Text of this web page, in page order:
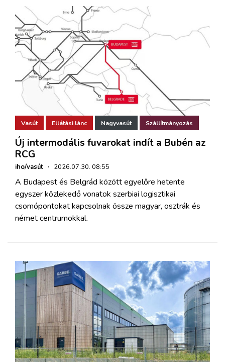
Vasút Ellátási lánc Nagyvasút Szállítmányozás
Új intermodális fuvarokat indít a Bubén az
RCG
iho/vasút · 2026.07.30. 08:55
A Budapest és Belgrád között egyelőre hetente
egyszer közlekedő vonatok szerbiai logisztikai
csomópontokat kapcsolnak össze magyar, osztrák és
német centrumokkal.